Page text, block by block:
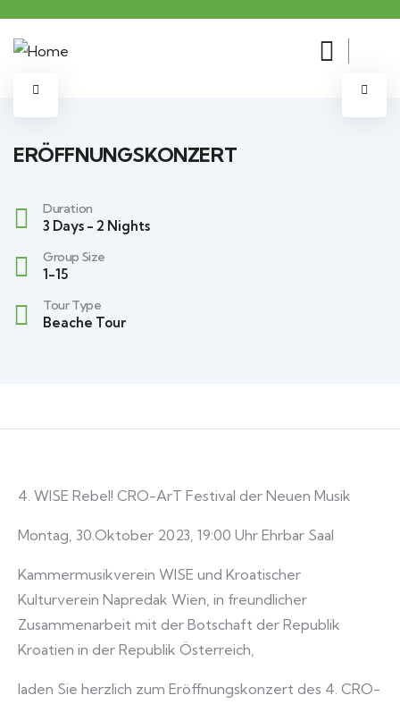
ERÖFFNUNGSKONZERT
Duration
3 Days - 2 Nights
Group Size
1-15
Tour Type
Beache Tour
4. WISE Rebel! CRO-ArT Festival der Neuen Musik
Montag, 30.Oktober 2023, 19:00 Uhr Ehrbar Saal
Kammermusikverein WISE und Kroatischer
Kulturverein Napredak Wien, in freundlicher
Zusammenarbeit mit der Botschaft der Republik
Kroatien in der Republik Österreich,
laden Sie herzlich zum Eröffnungskonzert des 4. CRO-